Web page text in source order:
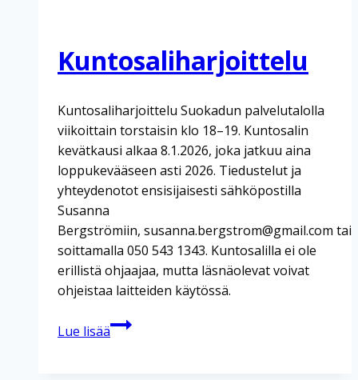
Kuntosaliharjoittelu
Kuntosaliharjoittelu Suokadun palvelutalolla
viikoittain torstaisin klo 18–19. Kuntosalin
kevätkausi alkaa 8.1.2026, joka jatkuu aina
loppukevääseen asti 2026. Tiedustelut ja
yhteydenotot ensisijaisesti sähköpostilla
Susanna
Bergströmiin, susanna.bergstrom@gmail.com tai
soittamalla 050 543 1343. Kuntosalilla ei ole
erillistä ohjaajaa, mutta läsnäolevat voivat
ohjeistaa laitteiden käytössä.
Lue lisääKuntosaliharjoittelu